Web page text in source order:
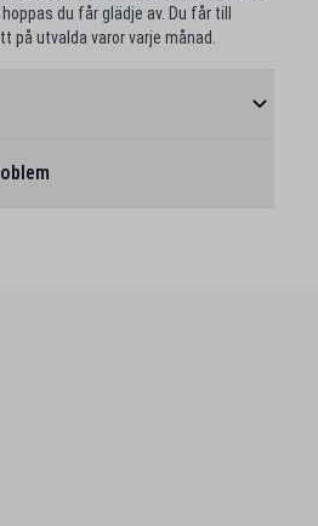
du får glädje av. Du får till
på utvalda varor varje månad.